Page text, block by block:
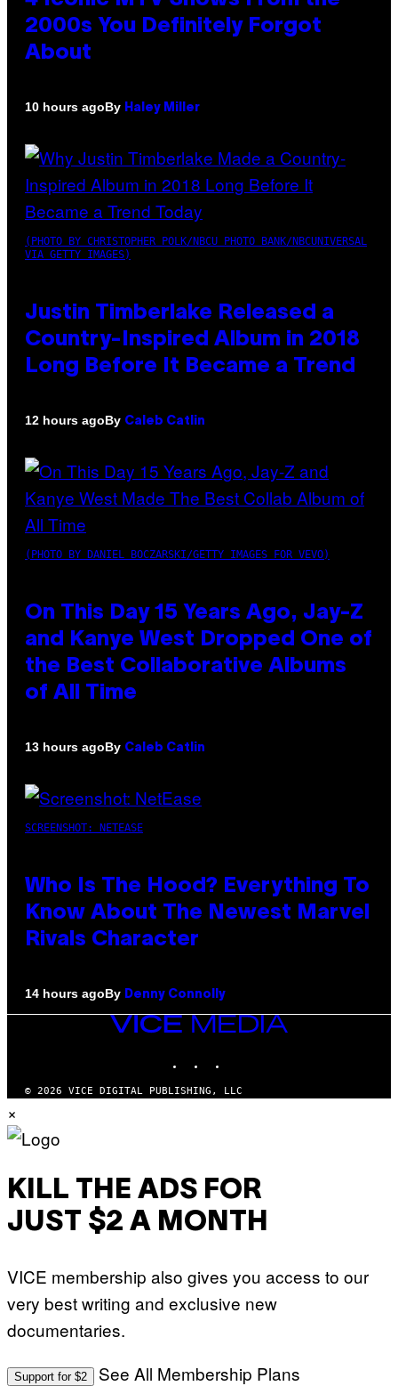
2000s You Definitely Forgot
About
10 hours agoBy Haley Miller
(PHOTO BY CHRISTOPHER POLK/NBCU PHOTO BANK/NBCUNIVERSAL
VIA GETTY IMAGES)
Justin Timberlake Released a
Country-Inspired Album in 2018
Long Before It Became a Trend
12 hours agoBy Caleb Catlin
(PHOTO BY DANIEL BOCZARSKI/GETTY IMAGES FOR VEVO)
On This Day 15 Years Ago, Jay-Z
and Kanye West Dropped One of
the Best Collaborative Albums
of All Time
13 hours agoBy Caleb Catlin
SCREENSHOT: NETEASE
Who Is The Hood? Everything To
Know About The Newest Marvel
Rivals Character
14 hours agoBy Denny Connolly
VICE
MEDIA
© 2026 VICE DIGITAL PUBLISHING, LLC
×
KILL THE ADS FOR
JUST $2 A MONTH
VICE membership also gives you access to our
very best writing and exclusive new
documentaries.
Support for $2 See All Membership Plans